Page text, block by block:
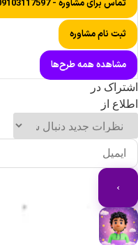
تماس برای مشاوره - 09103117597
ثبت نام مشاوره
مشاهده همه طرح‌ها
در
از